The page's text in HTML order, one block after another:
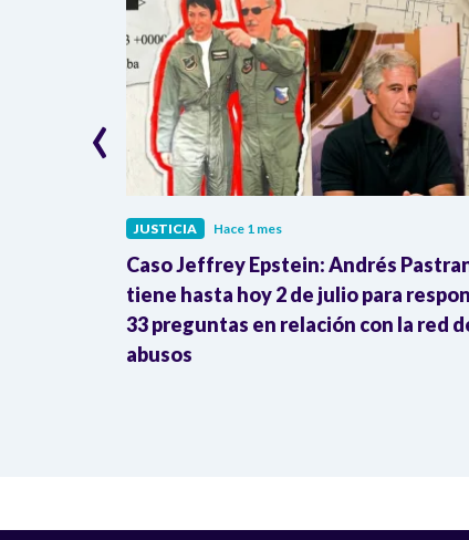
JUSTICIA Hace 1 mes
Caso Jeffrey Epstein: Andrés
tiene hasta hoy 2 de julio para
33 preguntas en relación con la red
abusos
‹